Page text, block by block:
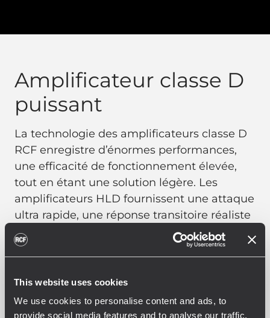
This website uses cookies
We use cookies to personalise content and ads, to
provide social media features and to analyse our traffic.
Amplificateur classe D
puissant
La technologie des amplificateurs classe D
RCF enregistre d’énormes performances,
une efficacité de fonctionnement élevée,
tout en étant une solution légère. Les
amplificateurs HLD fournissent une attaque
ultra rapide, une réponse transitoire réaliste
et affiche des performances sonores
impressionnantes. L’amplificateur présente
aluminium, qui non seulement offre de la
stabilité à l’amplificateur lors de son
transport, mais qui favorise également la